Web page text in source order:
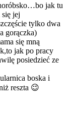
jak tu
jej
tylko dwa
gorączka)
się mną
jak po pracy
posiedzieć ze
boska i
reszta 😉